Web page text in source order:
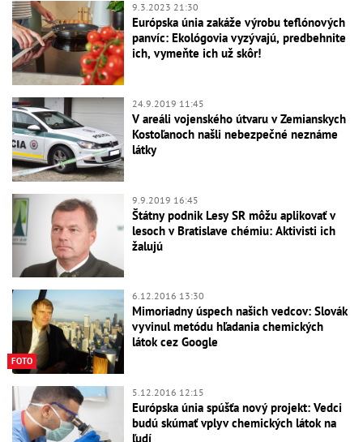
9.3.2023 21:30
Európska únia zakáže výrobu teflónových
panvíc: Ekológovia vyzývajú, predbehnite
ich, vymeňte ich už skôr!
24.9.2019 11:45
V areáli vojenského útvaru v Zemianskych
Kostoľanoch našli nebezpečné neznáme
látky
9.9.2019 16:45
Štátny podnik Lesy SR môžu aplikovať v
lesoch v Bratislave chémiu: Aktivisti ich
žalujú
FOTO
6.12.2016 13:30
Mimoriadny úspech našich vedcov: Slovák
vyvinul metódu hľadania chemických
látok cez Google
5.12.2016 12:15
Európska únia spúšťa nový projekt: Vedci
budú skúmať vplyv chemických látok na
ľudí